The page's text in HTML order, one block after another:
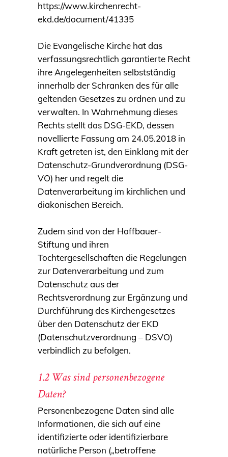
https://www.kirchenrecht-
ekd.de/document/41335
Die Evangelische Kirche hat das
verfassungsrechtlich garantierte Recht
ihre Angelegenheiten selbstständig
innerhalb der Schranken des für alle
geltenden Gesetzes zu ordnen und zu
verwalten. In Wahrnehmung dieses
Rechts stellt das DSG-EKD, dessen
novellierte Fassung am 24.05.2018 in
Kraft getreten ist, den Einklang mit der
Datenschutz-Grundverordnung (DSG-
VO) her und regelt die
Datenverarbeitung im kirchlichen und
diakonischen Bereich.
Zudem sind von der Hoffbauer-
Stiftung und ihren
Tochtergesellschaften die Regelungen
zur Datenverarbeitung und zum
Datenschutz aus der
Rechtsverordnung zur Ergänzung und
Durchführung des Kirchengesetzes
über den Datenschutz der EKD
(Datenschutzverordnung – DSVO)
verbindlich zu befolgen.
1.2 Was sind personenbezogene
Daten?
Personenbezogene Daten sind alle
Informationen, die sich auf eine
identifizierte oder identifizierbare
natürliche Person („betroffene